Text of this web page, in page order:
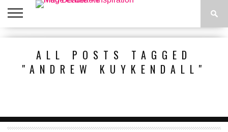
ACCUEIL
ALL POSTS TAGGED
"ANDREW KUYKENDALL"